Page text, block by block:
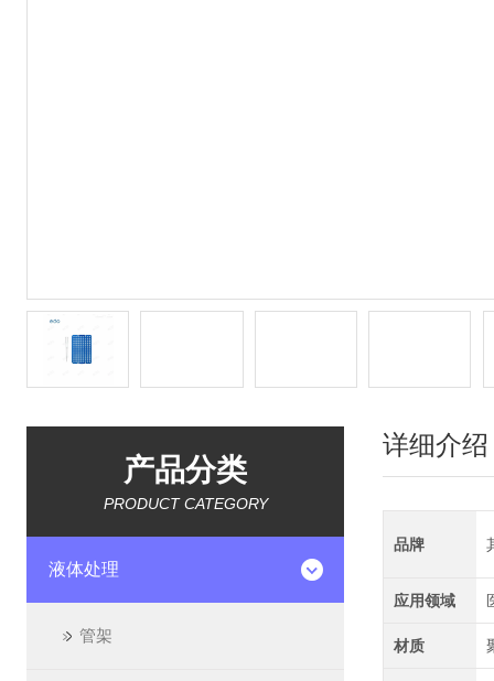
产品分类
PRODUCT CATEGORY
液体处理
管架
详细介绍
品牌
应用领域
材质